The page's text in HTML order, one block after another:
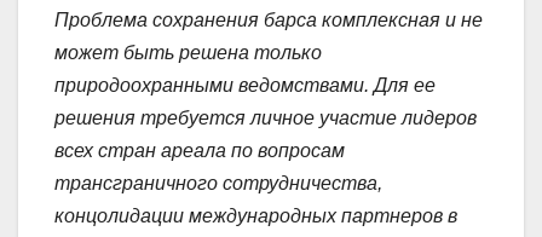
Проблема сохранения барса комплексная и не
может быть решена только
природоохранными ведомствами. Для ее
решения требуется личное участие лидеров
всех стран ареала по вопросам
трансграничного сотрудничества,
концолидации международных партнеров в